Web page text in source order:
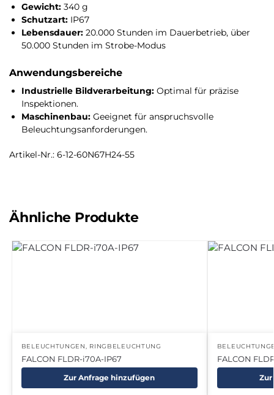
Gewicht: 340 g
Schutzart: IP67
Lebensdauer: 20.000 Stunden im Dauerbetrieb, über
50.000 Stunden im Strobe-Modus
Anwendungsbereiche
Industrielle Bildverarbeitung: Optimal für präzise
Inspektionen.
Maschinenbau: Geeignet für anspruchsvolle
Beleuchtungsanforderungen.
Artikel-Nr.: 6-12-60N67H24-55
Ähnliche Produkte
BELEUCHTUNGEN, RINGBELEUCHTUNG
FALCON FLDR-i70A-IP67
Zur Anfrage hinzufügen
FALCON